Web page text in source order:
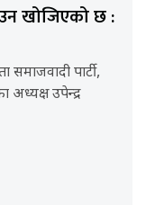
खोजिएको छ :
समाजवादी पार्टी,
अध्यक्ष उपेन्द्र